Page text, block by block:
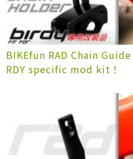
BIKEfun RAD Chain
RDY specific mod kit！